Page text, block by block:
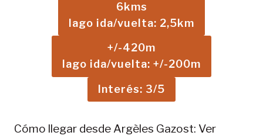
6kms
lago ida/vuelta: 2,5km
+/-420m
lago ida/vuelta: +/-200m
Interés: 3/5
Cómo llegar desde Argèles Gazost: Ver